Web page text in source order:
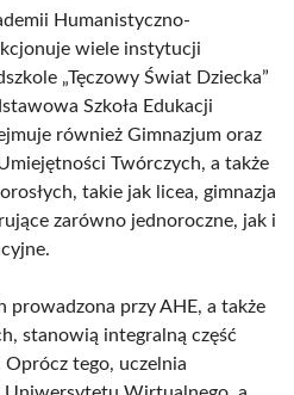
Humanistyczno-
wiele instytucji
„Tęczowy Świat Dziecka”
Szkoła Edukacji
również Gimnazjum oraz
Twórczych, a także
takie jak licea, gimnazja
zarówno jednoroczne, jak i
prowadzona przy AHE, a także
stanowią integralną część
tego, uczelnia